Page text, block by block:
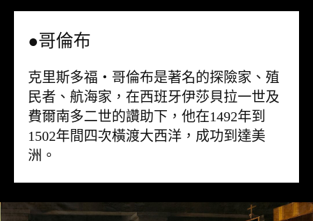
●哥倫布
克里斯多福・哥倫布是著名的探險家、殖
民者、航海家，在西班牙伊莎貝拉一世及
費爾南多二世的讚助下，他在1492年到
1502年間四次橫渡大西洋，成功到達美
洲。